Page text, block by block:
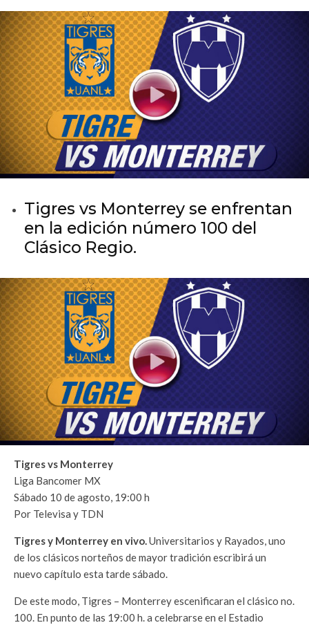
Tigres vs Monterrey se enfrentan
en la edición número 100 del
Clásico Regio.
Tigres vs Monterrey
Liga Bancomer MX
Sábado 10 de agosto, 19:00 h
Por Televisa y TDN
Tigres y Monterrey en vivo.Universitarios y Rayados, uno
de los clásicos norteños de mayor tradición escribirá un
nuevo capítulo esta tarde sábado.
De este modo, Tigres – Monterrey escenificaran el clásico no.
100. En punto de las 19:00 h. a celebrarse en el Estadio